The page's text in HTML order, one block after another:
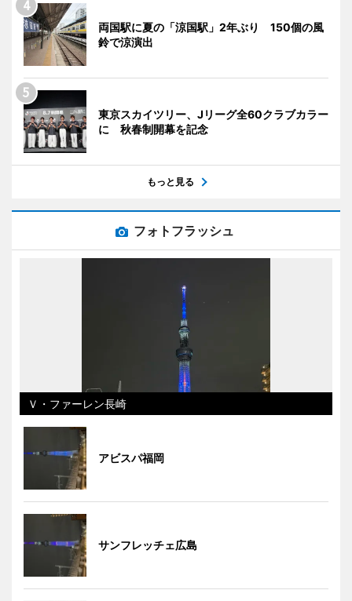
両国駅に夏の「涼国駅」2年ぶり 150個の風
鈴で涼演出
東京スカイツリー、Jリーグ全60クラブカラー
に 秋春制開幕を記念
もっと見る
フォトフラッシュ
Ｖ・ファーレン長崎
アビスパ福岡
サンフレッチェ広島